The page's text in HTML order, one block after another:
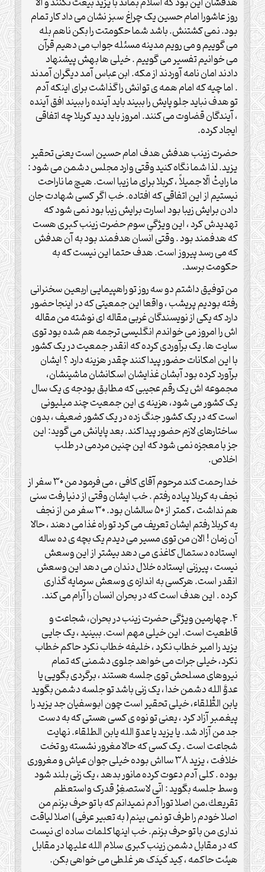
روز عاشورا امام حسین یک چراغ سبز نشان می داد کار تمام
بود. نمی کشتنش. باشد شما حکومتت را بکن ناهم بله
می گوییم و می رویم مدینه مسئله جواب می دهیم قرآن
می خوانیم تفسیر می گوییم . خیلی ها بهش پیشنهاد
دادند امان نامه آوردند از مکه. ابن عباس آمد دیگران آمدند
. اما چیه که امام همه ی توانش را گذاشت برای اینکه آدم
تو هدف نباید جلو پایش را ببیند باید آینده را ببیند افق آینده
، آیندگان قضاوت می کنند. امروز باید دید کربلا چه اتفاقی
ایجاد کرده.
حضرت زینب هدفش هدف امام حسین است یعنی تحقیر
یزید. لذا شما نگاه کنید وقتی وارد مجلس دشمن می شود :
ما رایتُ الّا جمیلاً ، کربلا برای ما زیبا است. هیچ ما ناراحت
نیستیم از این اتفاقی که افتاده. خب اگر کسی شهادت جان
دادن برایش زیبا بود اسارت برایش زیبا بود نمی شود که
تهدیدش کرد ، این ویژگیِ سوم حضرت زینب کبری هست
که هدفمند بود . وقتی انسان هدفمند بود به آن هدفش
که می رسد پیروز است. هدف حتما این نیست که به
حکومت برسد.
من توفیق داشتم دو سه روز تو راهپیمایی اربعین سخنرانی
رفته بودیم پریشب ، واقعا این جمعیتی که در اینجا حضور
دارد که یکی از نویسندگان غربی مقاله ای نوشته من مقاله
اش را امروز می خواندم انگلیسی ترجمه هم شده بود توی
سایت ها. یک برآوردی کرده که انقدر جمعیت در یک کشور
با این امکانات حضور پیدا کنند چقدر هزینه دارد ؟ ایشان
برآورد کرده بود آبشان غذایشان اسکانشان ماشینشان،
مجموعه اش یک رقم عجیبی که مطابق بودجه ی یک سال
یک کشور می شود، هزینه ی این جمعیت چند میلیونی
است که در یک کشور جنگ زده در یک کشور ضعیف ، بدون
ساختارهای لازم حضور پیدا کند. بعد پایانش می گوید: این
جز با معجزه نمی شود که این چنین مردمی در طلب
اخلاص.
خدا رحمت کند مرحوم آقای کافی ، می فرمود من ۳۰ سفر از
نجف به کربلا پیاده رفتم . خب ایشان وقتی از دنیا رفت سنی
هم نداشت ، کمتر از ۵۰ سالشان بود. ۳۰ سفر من از نجف
به کربلا رفتم ایشان تعریف می کرد تو راه غذا می دهند ، حالا
آن زمان ! الان من توی مسیر می دیدم یک بچه ی ده ساله
ایستاده دستمال کاغذی می دهد بیشتر از این وسعش
نیست ، پیرزنی ایستاده خلال دندان می دهد این وسعش
انقدر است. هرکسی به اندازه ی وسعش سرمایه گذاری
کرده . این هدف است که در بحران انسان را آرام می کند.
۴. چهارمین ویژگی حضرت زینب در بحران، شجاعت و
قاطعیت است. این خیلی مهم است. ببینید ، یک جایی
یزید را امیر خطاب نکرد ، خلیفه خطاب نکرد حاکم خطاب
نکرد، خیلی جرات می خواهد جلوی دشمنی که تمام
نیروهای مسلحش توی جلسه هستند ، برگردی بگویی یا
عدوَّ الله دشمن خدا ، یک زنی باشد تو جلسه دشمن بگوید
یابن الطُّلقاء، خیلی تحقیر است چون ابوسفیان جد یزید را
پیغمبر آزاد کرد ، یعنی تو نوه ی کسی هستی که به دست
جد من آزاد شد. یا یزید یا عدوّ الله یابن الطلقاء. نهایت
شجاعت است . یک کسی که حالا مغرور نشسته رو تخت
خلافت ، یزید ۳۸ سااش بوده خیلی جوان عیاش و مغروری
بوده . کلی آدم دعوت کرده مانور بدهد ، یک زنی بلند شود
وسط جلسه بگوید : انّی لاستصغِرُ قدرک واستعظم
تقريعك،من اصلا تورا آدم نمیدانم که با تو حرف بزنم من
اصلا خودم را طرف تو نمی بینم( به تعبیر عرفی) اصلا لیاقت
نداری من با تو حرف بزنم. خب اینها کلمات ساده ای نیست
که در مقابل دشمن زینب کبری سلام الله علیها در مقابل
هیئت حاکمه ، کِید کَیدَک هر غلطی می خواهی بکن.